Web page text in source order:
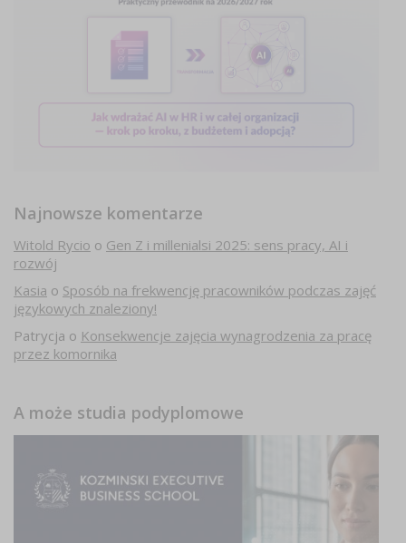
Najnowsze komentarze
Witold Rycio o Gen Z i millenialsi 2025: sens pracy, AI i
rozwój
Kasia o Sposób na frekwencję pracowników podczas zajęć
językowych znaleziony!
Patrycja o Konsekwencje zajęcia wynagrodzenia za pracę
przez komornika
A może studia podyplomowe